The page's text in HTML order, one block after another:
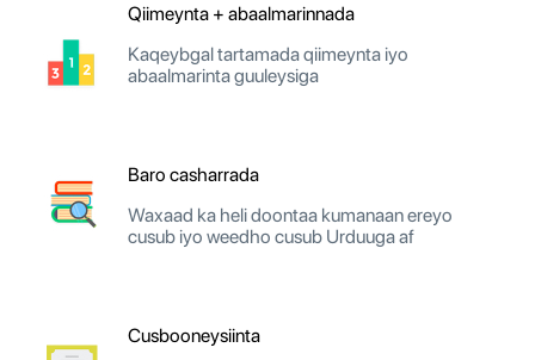
Qiimeynta + abaalmarinnada
Kaqeybgal tartamada qiimeynta iyo
abaalmarinta guuleysiga
Baro casharrada
Waxaad ka heli doontaa kumanaan ereyo
cusub iyo weedho cusub Urduuga af
Cusbooneysiinta